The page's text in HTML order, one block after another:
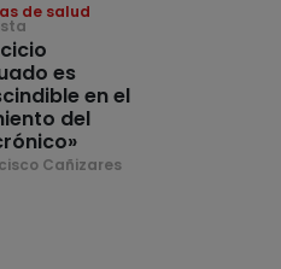
de salud
es
en el
del
Cañizares